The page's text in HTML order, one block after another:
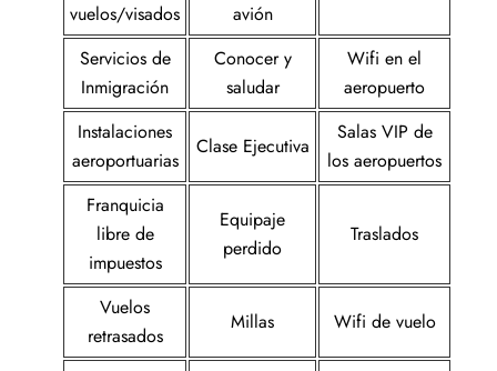
vuelos/visados
avión
Servicios de
Inmigración
Conocer y
saludar
Wifi en el
aeropuerto
Instalaciones
aeroportuarias
Clase Ejecutiva
Salas VIP de
los aeropuertos
Franquicia
libre de
impuestos
Equipaje
perdido
Traslados
Vuelos
retrasados
Millas Wifi de vuelo